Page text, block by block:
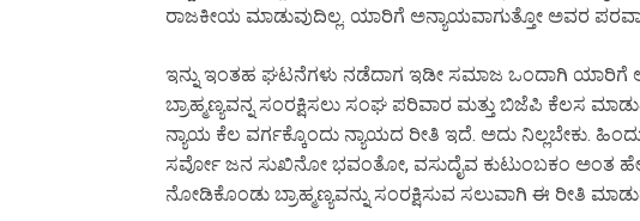
ರಾಜಕೀಯ ಮಾಡುವುದಿಲ್ಲ. ಯಾರಿಗೆ ಅನ್ಯಾಯವಾಗುತ್ತೋ ಅವರ
ಇನ್ನು ಇಂತಹ ಘಟನೆಗಳು ನಡೆದಾಗ ಇಡೀ ಸಮಾಜ ಒಂದಾಗಿ ಯಾರಿಗೆ
ಬ್ರಾಹ್ಮಣ್ಯವನ್ನ ಸಂರಕ್ಷಿಸಲು ಸಂಘ ಪರಿವಾರ ಮತ್ತು ಬಿಜೆಪಿ ಕೆಲಸ
ನ್ಯಾಯ ಕೆಲ ವರ್ಗಕ್ಕೊಂದು ನ್ಯಾಯದ ರೀತಿ ಇದೆ. ಅದು ನಿಲ್ಲಬೇಕು.
ಸರ್ವೋ ಜನ ಸುಖಿನೋ ಭವಂತೋ, ವಸುದೈವ ಕುಟುಂಬಕಂ ಅಂತ
ನೋಡಿಕೊಂಡು ಬ್ರಾಹ್ಮಣ್ಯವನ್ನು ಸಂರಕ್ಷಿಸುವ ಸಲುವಾಗಿ ಈ ರೀತಿ